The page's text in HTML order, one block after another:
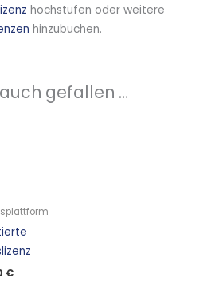
hochstufen oder weitere
hinzubuchen.
gefallen …
€